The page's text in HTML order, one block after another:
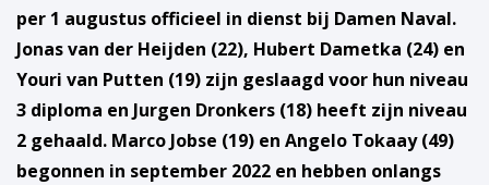
per 1 augustus officieel in dienst bij Damen Naval.
Jonas van der Heijden (22), Hubert Dametka (24) en
Youri van Putten (19) zijn geslaagd voor hun niveau
3 diploma en Jurgen Dronkers (18) heeft zijn niveau
2 gehaald. Marco Jobse (19) en Angelo Tokaay (49)
begonnen in september 2022 en hebben onlangs